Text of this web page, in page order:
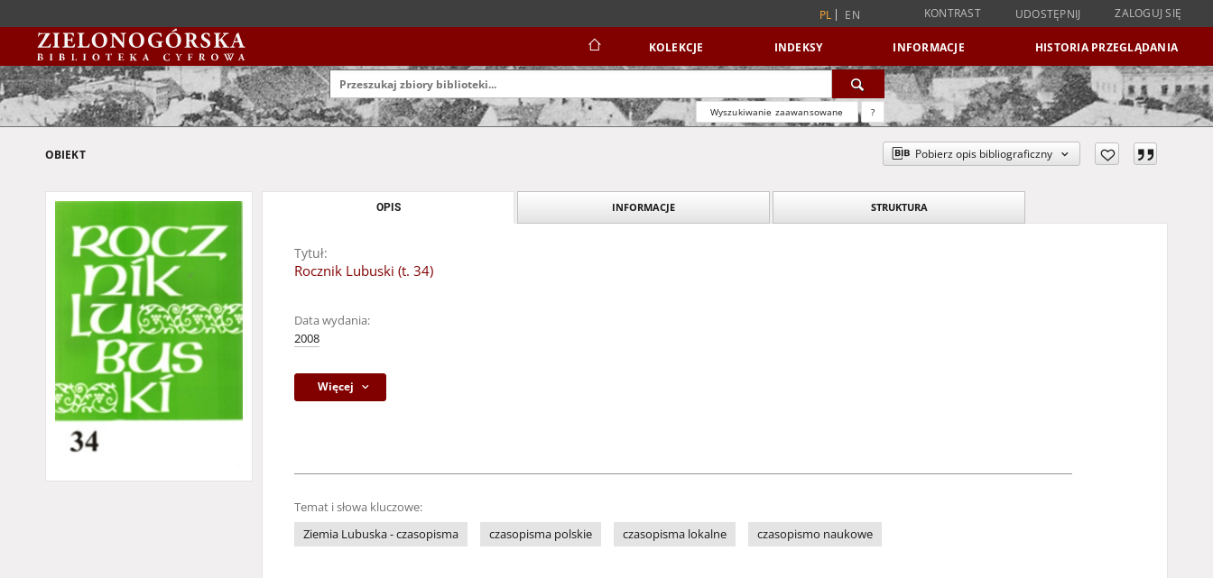
PL EN KONTRAST UDOSTĘPNIJ ZALOGUJ SIĘ
KOLEKCJE INDEKSY INFORMACJE HISTORIA PRZEGLĄDANIA
Wyszukiwanie zaawansowane ?
OBIEKT Pobierz opis bibliograficzny
OPIS INFORMACJE STRUKTURA
Tytuł:
Rocznik Lubuski (t. 34)
Data wydania:
2008
Więcej
Temat i słowa kluczowe:
Ziemia Lubuska - czasopisma
czasopisma polskie czasopisma lokalne czasopismo naukowe